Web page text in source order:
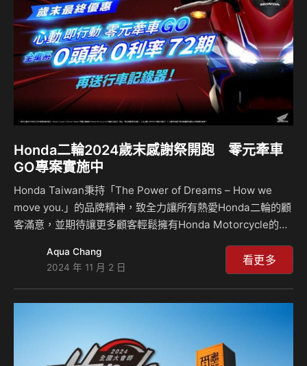
動力系統，而…
Honda二輪2024歲末感謝祭開跑 零元牽車
GO專案實施中
Honda Taiwan秉持「The Power of Dreams – How we
move you.」的品牌精神，致全力讓所有熱愛Honda二輪的顧
客滿意，並期待讓更多顧客輕鬆擁有Honda Motorcycle的車
輪生活的行列，一起享受騎乘的樂趣。 年末將至，Honda
Taiwan於11月推出「歲末感謝祭-心動即行動，零元牽車
GO」專案，只要於本月訂購，全車系任一車款，即享0頭款0
帶來不同騎乘樂趣的顧客，…
Aqua Chang
2024 年 11 月 2 日
看更多